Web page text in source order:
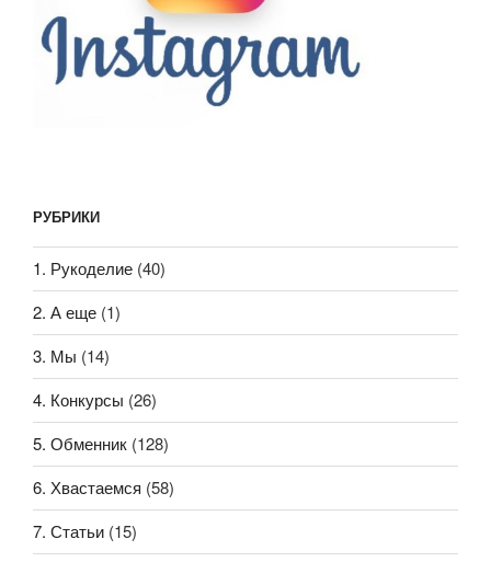
РУБРИКИ
1. Рукоделие (40)
2. А еще (1)
3. Мы (14)
4. Конкурсы (26)
5. Обменник (128)
6. Хвастаемся (58)
7. Статьи (15)